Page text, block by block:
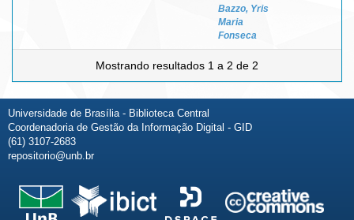
Bazzo, Yris
Maria
Fonseca
Mostrando resultados 1 a 2 de 2
Universidade de Brasília - Biblioteca Central
Coordenadoria de Gestão da Informação Digital - GID
(61) 3107-2683
repositorio@unb.br